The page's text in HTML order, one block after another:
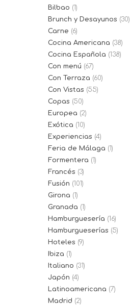
Bilbao (1)
Brunch y Desayunos (30)
Carne (6)
Cocina Americana (38)
Cocina Española (138)
Con menú (67)
Con Terraza (60)
Con Vistas (55)
Copas (50)
Europea (2)
Exótica (10)
Experiencias (4)
Feria de Málaga (1)
Formentera (1)
Francés (3)
Fusión (101)
Girona (1)
Granada (1)
Hamburguesería (16)
Hamburgueserías (5)
Hoteles (9)
Ibiza (1)
Italiano (31)
Japón (4)
Latinoamericana (7)
Madrid (2)